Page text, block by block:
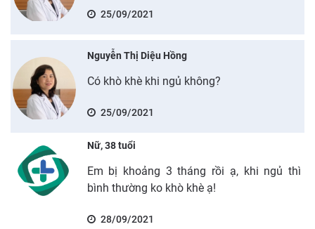
25/09/2021
Nguyễn Thị Diệu Hồng
Có khò khè khi ngủ không?
25/09/2021
Nữ, 38 tuổi
Em bị khoảng 3 tháng rồi ạ, khi ngủ thì
bình thường ko khò khè ạ!
28/09/2021